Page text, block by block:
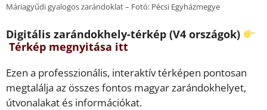
Máriagyűdi gyalogos zarándoklat – Fotó: Pécsi Egyházmegye
Digitális zarándokhely-térkép (V4 országok)
Térkép megnyitása itt
Ezen a professzionális, interaktív térképen pontosan
megtalálja az összes fontos magyar zarándokhelyet,
útvonalakat és információkat.